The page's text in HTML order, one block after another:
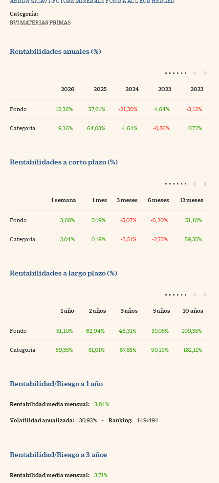
Categoría:
RVI MATERIAS PRIMAS
Rentabilidades anuales (%)
2026 2025 2024 2023 2022
Fondo 12,36% 57,61% -21,30% 4,64% -3,12%
Categoría 9,36% 64,03% 4,64% -0,86% 0,72%
Rentabilidades a corto plazo (%)
1 semana 1 mes 3 meses 6 meses 12 meses
Fondo 3,68% 0,19% -5,07% -6,20% 51,10%
Categoría 3,04% 0,19% -3,51% -2,72% 59,35%
Rentabilidades a largo plazo (%)
1 año 2 años 3 años 5 años 10 años
Fondo 51,10% 62,94% 46,31% 39,05% 109,35%
Categoría 59,35% 81,01% 87,83% 90,19% 182,11%
Rentabilidad/Riesgo a 1 año
Rentabilidad media mensual: 3,84%
Volatilidad anualizada: 30,92% - Ranking: 149/494
Rentabilidad/Riesgo a 3 años
Rentabilidad media mensual: 3,71%